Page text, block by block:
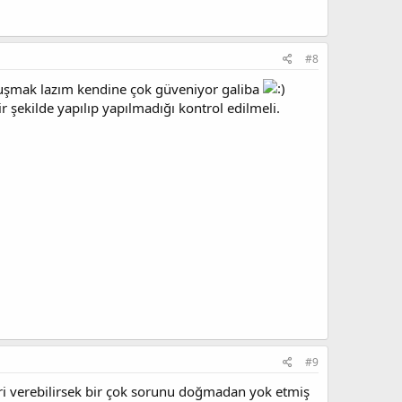
#8
lazım kendine çok güveniyor galiba
yapılıp yapılmadığı kontrol edilmeli.
#9
verebilirsek bir çok sorunu doğmadan yok etmiş